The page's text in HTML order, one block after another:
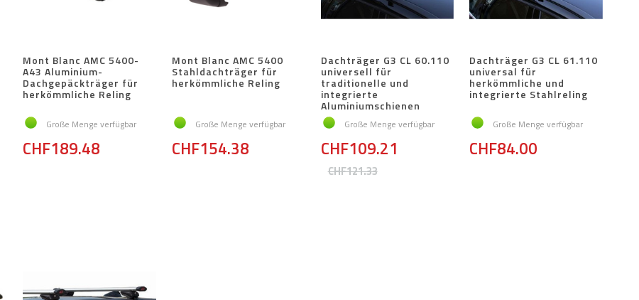
Mont Blanc AMC 5400-
A43 Aluminium-
Dachgepäckträger für
herkömmliche Reling
Große Menge verfügbar
CHF189.48
Mont Blanc AMC 5400
Stahldachträger für
herkömmliche Reling
Große Menge verfügbar
CHF154.38
Dachträger G3 CL 60.110
universell für
traditionelle und
integrierte
Aluminiumschienen
Große Menge verfügbar
CHF121.33
CHF109.21
Dachträger G3 CL 61.110
universal für
herkömmliche und
integrierte Stahlreling
Große Menge verfügbar
CHF84.00